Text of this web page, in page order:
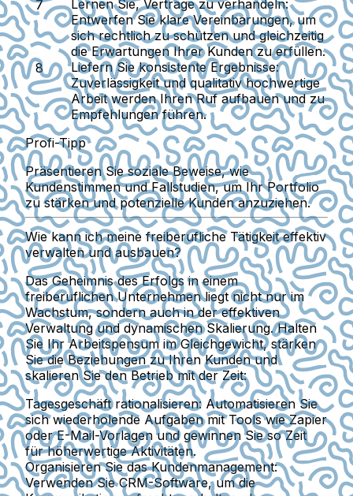
Lernen Sie, Verträge zu verhandeln:
Entwerfen Sie klare Vereinbarungen, um
sich rechtlich zu schützen und gleichzeitig
die Erwartungen Ihrer Kunden zu erfüllen.
Liefern Sie konsistente Ergebnisse:
Zuverlässigkeit und qualitativ hochwertige
Arbeit werden Ihren Ruf aufbauen und zu
Empfehlungen führen.
Profi-Tipp
Präsentieren Sie soziale Beweise, wie
Kundenstimmen und Fallstudien, um Ihr Portfolio
zu stärken und potenzielle Kunden anzuziehen.
Wie kann ich meine freiberufliche Tätigkeit effektiv
verwalten und ausbauen?
Das Geheimnis des Erfolgs in einem
freiberuflichen Unternehmen liegt nicht nur im
Wachstum, sondern auch in der effektiven
Verwaltung und dynamischen Skalierung. Halten
Sie Ihr Arbeitspensum im Gleichgewicht, stärken
Sie die Beziehungen zu Ihren Kunden und
skalieren Sie den Betrieb mit der Zeit:
Tagesgeschäft rationalisieren: Automatisieren Sie
sich wiederholende Aufgaben mit Tools wie Zapier
oder E-Mail-Vorlagen und gewinnen Sie so Zeit
für höherwertige Aktivitäten.
Organisieren Sie das Kundenmanagement:
Verwenden Sie CRM-Software, um die